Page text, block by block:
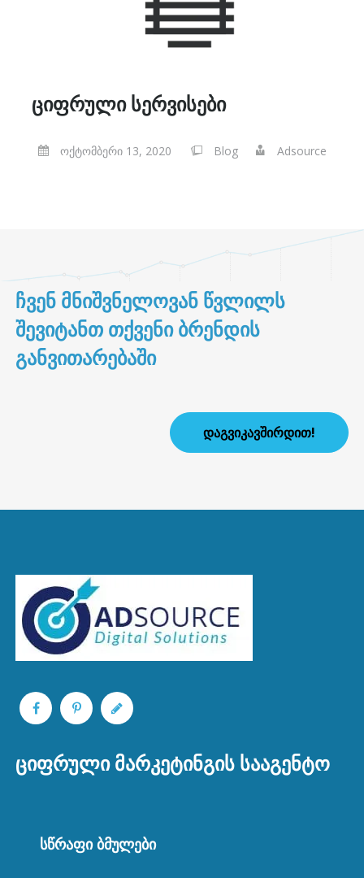
ᲪᲘᲤᲠᲣᲚᲘ ᲡᲔᲠᲕᲘᲡᲔᲑᲘ
ოქტომბერი 13, 2020 Blog Adsource
ᲩᲕᲔᲜ ᲛᲜᲘᲨᲕᲜᲔᲚᲝᲕᲐᲜ ᲬᲕᲚᲘᲚᲡ
ᲨᲔᲕᲘᲢᲐᲜᲗ ᲗᲥᲕᲔᲜᲘ ᲑᲠᲔᲜᲓᲘᲡ
ᲒᲐᲜᲕᲘᲗᲐᲠᲔᲑᲐᲨᲘ
ᲓᲐᲒᲕᲘᲙᲐᲕᲨᲘᲠᲓᲘᲗ!
ᲪᲘᲤᲠᲣᲚᲘ ᲛᲐᲠᲙᲔᲢᲘᲜᲒᲘᲡ ᲡᲐᲐᲒᲔᲜᲢᲝ
ᲡᲬᲠᲐᲤᲘ ᲑᲛᲣᲚᲔᲑᲘ